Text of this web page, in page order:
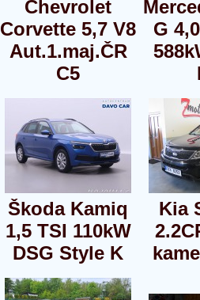
Chevrolet
Corvette 5,7 V8
Aut.1.maj.ČR
C5
G
Škoda Kamiq
1,5 TSI 110kW
DSG Style K
Kia